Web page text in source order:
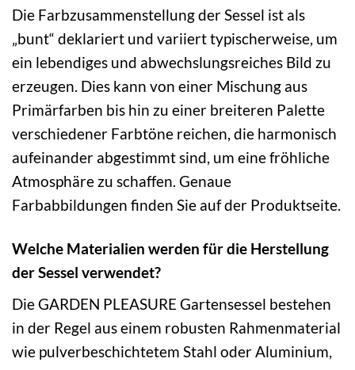
Die Farbzusammenstellung der Sessel ist als
„bunt“ deklariert und variiert typischerweise, um
ein lebendiges und abwechslungsreiches Bild zu
erzeugen. Dies kann von einer Mischung aus
Primärfarben bis hin zu einer breiteren Palette
verschiedener Farbtöne reichen, die harmonisch
aufeinander abgestimmt sind, um eine fröhliche
Atmosphäre zu schaffen. Genaue
Farbabbildungen finden Sie auf der Produktseite.
Welche Materialien werden für die Herstellung
der Sessel verwendet?
Die GARDEN PLEASURE Gartensessel bestehen
in der Regel aus einem robusten Rahmenmaterial
wie pulverbeschichtetem Stahl oder Aluminium,